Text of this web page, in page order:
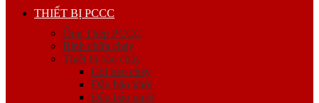
THIẾT BỊ PCCC
Ống Thép PCCC
Bình chữa cháy
Thiết bị báo cháy
Còi báo cháy
Đầu báo khói
Đầu báo nhiệt